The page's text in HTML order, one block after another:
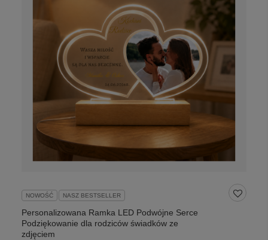
NOWOŚĆ NASZ BESTSELLER
Personalizowana Ramka LED Podwójne Serce
Podziękowanie dla rodziców świadków ze
zdjęciem